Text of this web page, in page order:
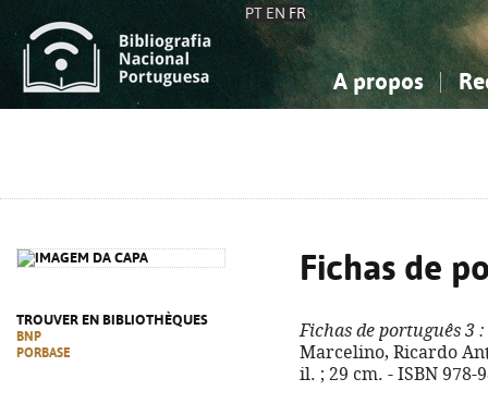
PT EN FR
A propos
TROUVER EN BIBLIOTHÈQUES
BNP
PORBASE
Fichas de
Fichas de português 3 :
Marcelino, Ricardo
il. ; 29 cm. - ISBN 978-